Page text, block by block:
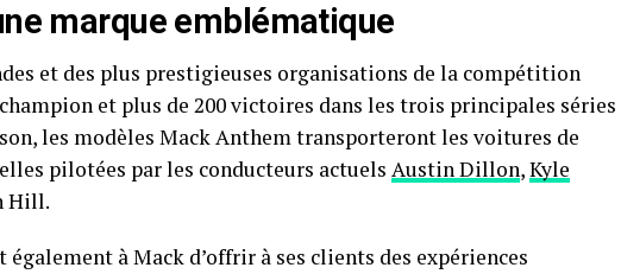
marque emblématique
et des plus prestigieuses organisations de la compétition
et plus de 200 victoires dans les trois principales séries
les modèles Mack Anthem transporteront les voitures de
pilotées par les conducteurs actuels Austin Dillon,Kyle
Hill.
à Mack d’offrir à ses clients des expériences